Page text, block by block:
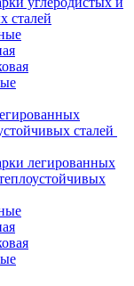
сталей
сталей
легированных